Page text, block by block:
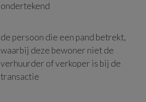
ondertekend
de persoon die een pand betrekt,
waarbij deze bewoner niet de
verhuurder of verkoper is bij de
transactie